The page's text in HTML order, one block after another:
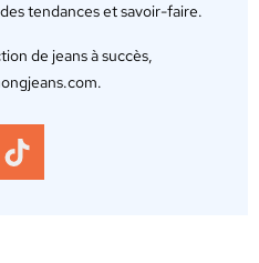
tendances et savoir-faire.
de jeans à succès,